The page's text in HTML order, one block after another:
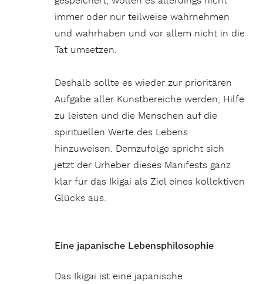
immer oder nur teilweise wahrnehmen
und wahrhaben und vor allem nicht in die
Tat umsetzen.
Deshalb sollte es wieder zur prioritären
Aufgabe aller Kunstbereiche werden, Hilfe
zu leisten und die Menschen auf die
spirituellen Werte des Lebens
hinzuweisen. Demzufolge spricht sich
jetzt der Urheber dieses Manifests ganz
klar für das Ikigai als Ziel eines kollektiven
Glücks aus.
Eine japanische Lebensphilosophie
Das Ikigai ist eine japanische